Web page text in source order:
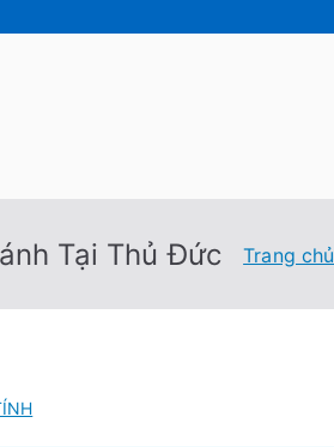
Tại Thủ Đức Trang chủ